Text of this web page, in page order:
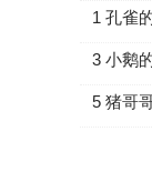
1 孔雀
3 小鹅
5 猪哥